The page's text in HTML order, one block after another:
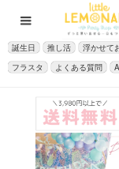
誕生日 推し活 浮かせて
フラスタ
よくある質問